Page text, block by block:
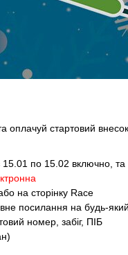
оплачуй стартовий
15.01 по 15.02 включно, та
на сторінку Race
посилання на будь-
номер, забіг, ПІБ